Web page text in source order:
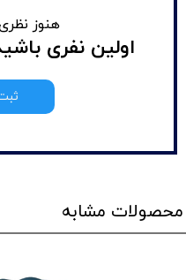
هنوز
اولین نفری
محصولات مشابه